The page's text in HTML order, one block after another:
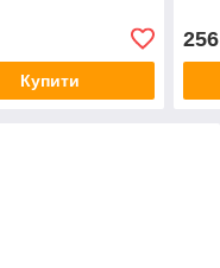
Купити
256